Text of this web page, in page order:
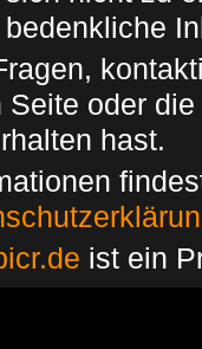
Seite oder
hast.
ist ein